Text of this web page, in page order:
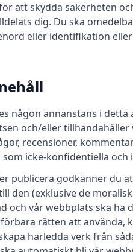
att skydda säkerheten
dig. Du ska
eller identifikation
någon annanstans i
och/eller
recensioner,
icke-konfidentiella och
publicera godkänner du
den (exklusive de
och vår webbplats ska
rätten att använda,
härledda verk från